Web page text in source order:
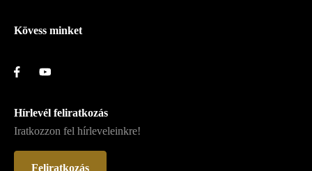
Kövess minket
Hírlevél feliratkozás
Iratkozzon fel hírleveleinkre!
Feliratkozás